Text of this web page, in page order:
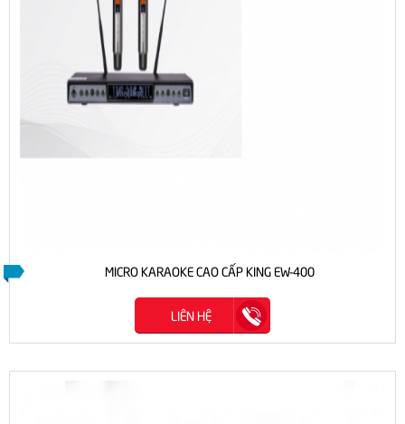
MICRO KARAOKE CAO CẤP KING EW-400
LIÊN HỆ